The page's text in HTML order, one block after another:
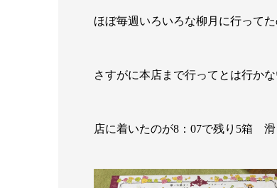
ほぼ毎週いろいろな柳月に行って
さすがに本店まで行ってとは行か
店に着いたのが8：07で残り5箱 滑